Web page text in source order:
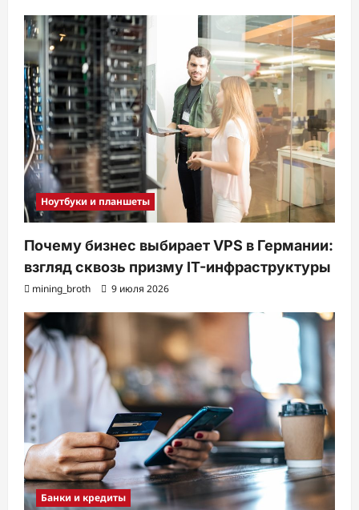
Ноутбуки и планшеты
Почему бизнес выбирает VPS в Германии:
взгляд сквозь призму IT-инфраструктуры
mining_broth 9 июля 2026
Банки и кредиты